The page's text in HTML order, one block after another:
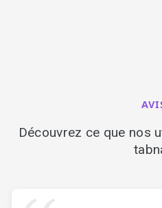
Découvrez ce que nos